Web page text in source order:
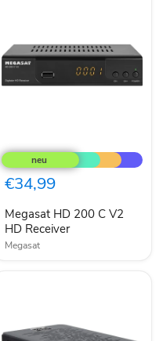
HD
200
C
V2
Receiver
€34,99
Megasat HD 200 C V2
HD Receiver
Megasat